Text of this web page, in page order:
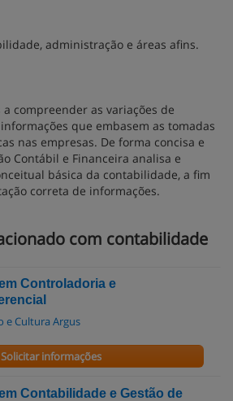
administração e áreas afins.
compreender as variações de
que embasem as tomadas
nas empresas. De forma concisa e
Contábil e Financeira analisa e
básica da contabilidade, a fim
correta de informações.
com contabilidade
Controladoria e
e Cultura Argus
Solicitar informações
Contabilidade e Gestão de